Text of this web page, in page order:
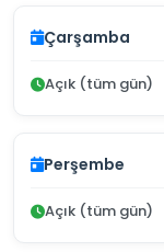
Çarşamba
Açık (tüm gün)
Perşembe
Açık (tüm gün)